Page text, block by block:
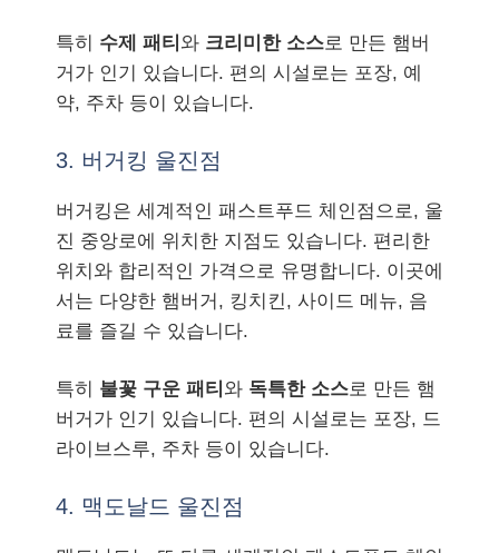
특히 수제 패티 와 크리미한 소스로 만든 햄버
거가 인기 있습니다. 편의 시설로는 포장, 예
약, 주차 등이 있습니다.
3. 버거킹 울진점
버거킹은 세계적인 패스트푸드 체인점으로, 울
진 중앙로에 위치한 지점도 있습니다. 편리한
위치와 합리적인 가격으로 유명합니다. 이곳에
서는 다양한 햄버거, 킹치킨, 사이드 메뉴, 음
료를 즐길 수 있습니다.
특히 불꽃 구운 패티 와 독특한 소스로 만든 햄
버거가 인기 있습니다. 편의 시설로는 포장, 드
라이브스루, 주차 등이 있습니다.
4. 맥도날드 울진점